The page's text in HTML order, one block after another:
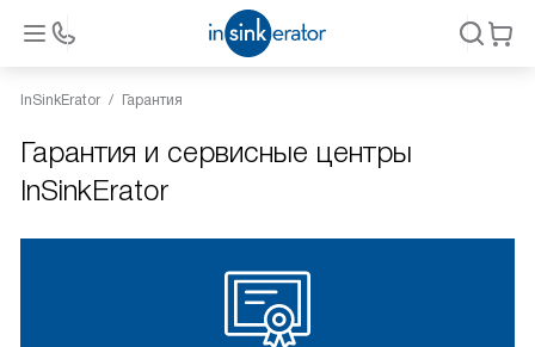
InSinkErator Гарантия
Гарантия и сервисные центры
InSinkErator